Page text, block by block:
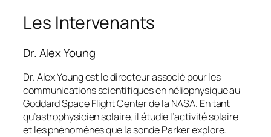
Les Intervenants
Dr. Alex Young
Dr. Alex Young est le directeur associé pour les
communications scientifiques en héliophysique au
Goddard Space Flight Center de la NASA. En tant
qu’astrophysicien solaire, il étudie l’activité solaire
et les phénomènes que la sonde Parker explore.